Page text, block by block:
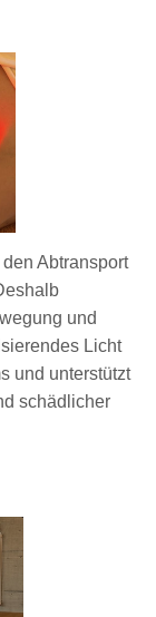
Abtransport
und
Licht
und unterstützt
schädlicher